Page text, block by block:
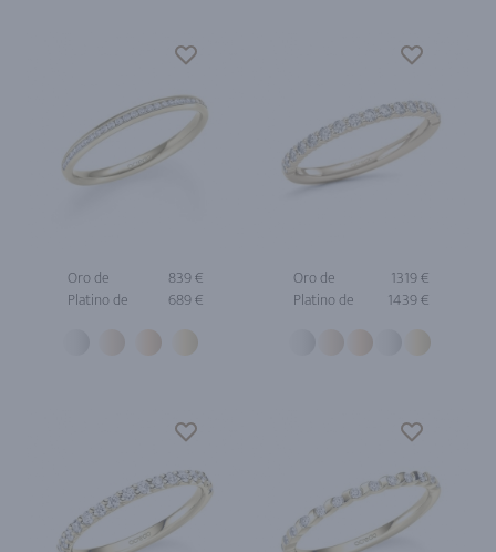
Oro de
839 €
Platino de
689 €
Oro de
1319 €
Platino de
1439 €